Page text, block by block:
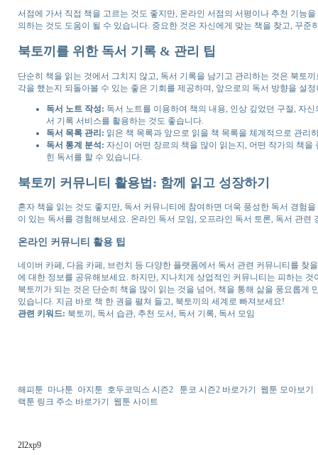
서점에 가서 직접 책을 고르는 것도 좋지만, 온라인 서점의 서평이나 추천 기능
의하는 것도 도움이 될 수 있습니다. 중요한 것은 자신에게 맞는 책을 찾고, 꾸준
북토끼를 위한 독서 기록 & 관리 팁
단순히 책을 읽는 것에서 그치지 않고, 독서 기록을 남기고 관리하는 것은 북토
각을 했는지 되돌아볼 수 있는 좋은 기회를 제공하며, 앞으로의 독서 방향을 설
독서 노트 작성: 독서 노트를 이용하여 책의 내용, 인상 깊었던 구절, 자
서 기록 서비스를 활용하는 것도 좋습니다.
독서 목록 관리: 읽은 책 목록과 앞으로 읽을 책 목록을 체계적으로 관리
독서 통계 분석: 자신이 어떤 장르의 책을 많이 읽는지, 어떤 작가의 책
힌 독서를 할 수 있습니다.
북토끼 커뮤니티 활용법: 함께 읽고 성장하기
혼자 책을 읽는 것도 좋지만, 독서 커뮤니티에 참여하면 더욱 풍성한 독서 경험
이 있는 독서를 경험해보세요. 온라인 독서 모임, 오프라인 독서 토론, 독서 관련
온라인 커뮤니티 활용 팁
네이버 카페, 다음 카페, 브런치 등 다양한 플랫폼에서 독서 관련 커뮤니티를
에 대한 정보를 공유해보세요. 하지만, 지나치게 상업적인 커뮤니티는 피하는 것
북토끼가 되는 것은 단순히 책을 많이 읽는 것을 넘어, 책을 통해 삶을 풍요롭
있습니다. 지금 바로 책 한 권을 펼쳐 들고, 북토끼의 세계로 빠져보세요!
관련 키워드: 북토끼, 독서 습관, 추천 도서, 독서 기록, 독서 모임
해피툰 마나툰 아지툰 호두코믹스 시즌2 툰코 시즌2 바로가기
웹툰 모아보기
랙툰 링크 주소 바로가기
웹툰 사이트
2l2xp9